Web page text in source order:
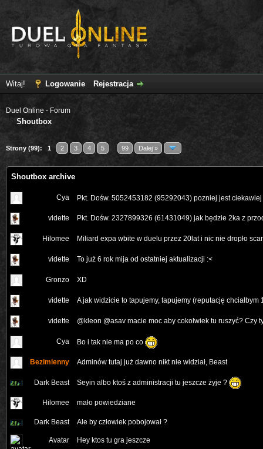
Witaj! Logowanie Rejestracja
Duel Online - Forum
Shoutbox
Strony (99): 1 2 3 4 5 99 Dalej »
Shoutbox archive
Cya Pkt. Dośw. 5052453182 (95292043) pozniej jest ciekawiej
vidette Pkt. Dośw. 2327899326 (61431049) jak będzie 2ka z
Hilomee Miliard expa wbite w duelu przez 20lat i nic nie dropło
vidette To już 6 rok mija od ostatniej aktualizacji :<
Gronzo XD
vidette A jak widzicie to tapujemy, tapujemy (reputację chciałbym
vidette @kleon @asav macie moc aby cokolwiek tu ruszyć? Czy
Cya Bo i tak nie ma po co
Bezimienny Adminów tutaj już dawno nikt nie widział, Beast
Dark Beast Seyin albo ktoś z administracji tu jeszcze żyje ?
Hilomee mało powiedziane
Dark Beast Ale by człowiek pobojował ?
Avatar Hey ktos tu gra jeszcze